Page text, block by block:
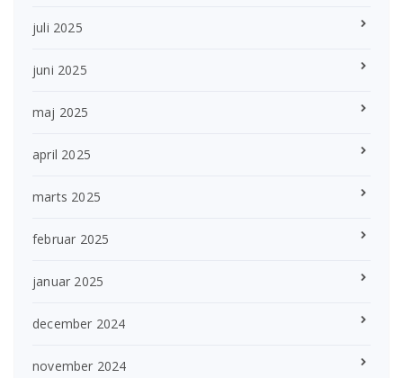
juli 2025
juni 2025
maj 2025
april 2025
marts 2025
februar 2025
januar 2025
december 2024
november 2024